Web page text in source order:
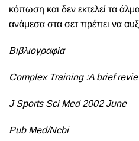
κόπωση και δεν εκτελεί τα
ανάμεσα στα σετ πρέπει να
Βιβλιογραφία
Complex Training :A brief
J Sports Sci Med 2002 June
Pub Med/Ncbi